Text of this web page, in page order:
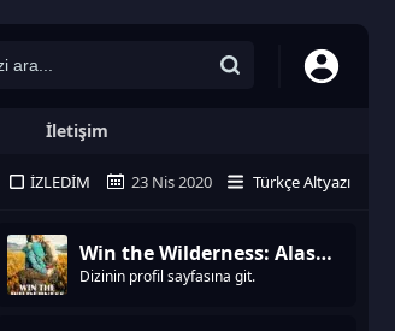
İletişim
İZLEDIM 23 Nis 2020 Türkçe Altyazı
Win the Wilderness: Alaska
Dizinin profil sayfasına git.